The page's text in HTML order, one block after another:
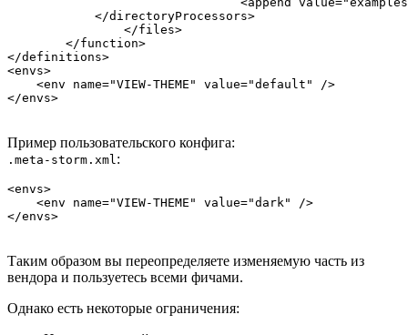
            </directoryProcessors>
</definitions>
<envs>
    <env name="VIEW-THEME" value="default" />
Пример пользовательского конфига:
.meta-storm.xml :
<envs>
    <env name="VIEW-THEME" value="dark" />
Таким образом вы переопределяете изменяемую часть из
вендора и пользуетесь всеми фичами.
Однако есть некоторые ограничения: